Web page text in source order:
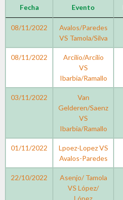
Fecha Evento
08/11/2022
Avalos/Paredes
VS Tamola/Silva
08/11/2022
Arcilio/Arcilio
VS
Ibarbia/Ramallo
03/11/2022
Van
Gelderen/Saenz
VS
Ibarbia/Ramallo
01/11/2022
Lpoez-Lopez VS
Avalos-Paredes
22/10/2022
Asenjo/ Tamola
VS López/
López